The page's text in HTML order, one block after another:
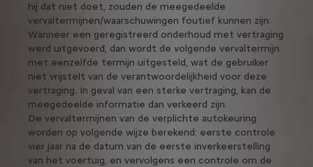
hij dat niet doet, zouden de meegedeelde
vervaltermijnen/waarschuwingen foutief kunnen zijn.
Wanneer een geregistreerd onderhoud met vertraging
werd uitgevoerd, dan wordt de volgende vervaltermijn
met eenzelfde termijn uitgesteld, wat de gebruiker
niet vrijstelt van de verantwoordelijkheid voor deze
vertraging. In geval van een sterke vertraging, kan de
meegedeelde informatie dan verkeerd zijn.
De vervaltermijnen van de verplichte autokeuring
worden op volgende wijze berekend: eerste controle
vier jaar na de datum van de eerste inverkeerstelling
van het voertuig, en vervolgens een controle om de